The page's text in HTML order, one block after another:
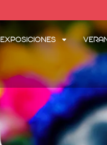
Exposiciones